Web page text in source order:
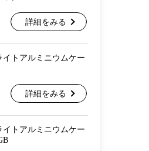
詳細をみる
イトアルミニウムケー
詳細をみる
イトアルミニウムケー